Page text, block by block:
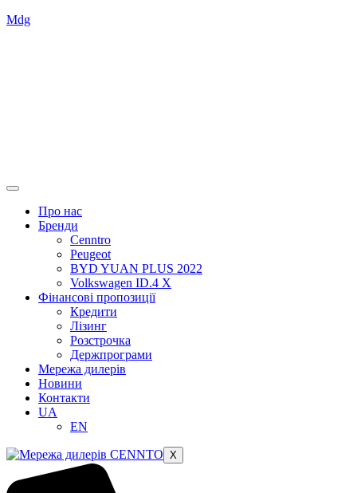
Mdg
Про нас
Бренди
Cenntro
Peugeot
BYD YUAN PLUS 2022
Volkswagen ID.4 X
Фінансові пропозиції
Кредити
Лізинг
Розстрочка
Держпрограми
Мережа дилерів
Новини
Контакти
UA
EN
X